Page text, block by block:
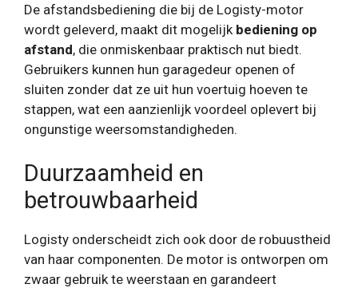
De afstandsbediening die bij de Logisty-motor
wordt geleverd, maakt dit mogelijk bediening op
afstand, die onmiskenbaar praktisch nut biedt.
Gebruikers kunnen hun garagedeur openen of
sluiten zonder dat ze uit hun voertuig hoeven te
stappen, wat een aanzienlijk voordeel oplevert bij
ongunstige weersomstandigheden.
Duurzaamheid en
betrouwbaarheid
Logisty onderscheidt zich ook door de robuustheid
van haar componenten. De motor is ontworpen om
zwaar gebruik te weerstaan ​​en garandeert